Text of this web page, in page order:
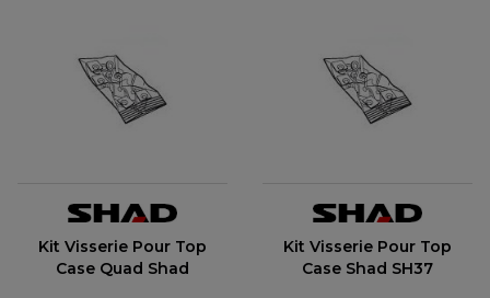
Kit Visserie Pour Top
Case Quad Shad
Kit Visserie Pour Top
Case Shad SH37